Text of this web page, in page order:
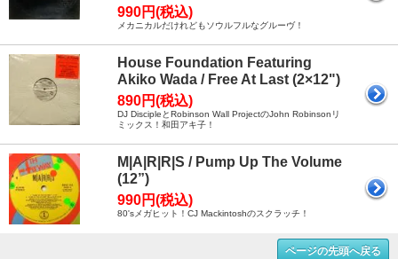
990円(税込)
メカニカルだけれどもソウルフルなグルーヴ！
House Foundation Featuring
Akiko Wada / Free At Last (2×12")
890円(税込)
DJ DiscipleとRobinson Wall ProjectのJohn Robinsonリ
ミックス！和田アキ子！
M|A|R|R|S / Pump Up The Volume
(12”)
990円(税込)
80'sメガヒット！CJ Mackintoshのスクラッチ！
ページの先頭へ戻る